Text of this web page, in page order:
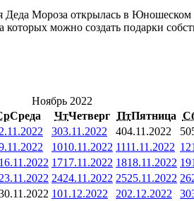
Деда Мороза открылась в
которых можно создать подарки
Ноябрь 2022
Среда ЧтЧетверг ПтПятница
303.11.2022 404.11.2022 5
1010.11.2022 1111.11.2022 12
16.11.2022 1717.11.2022 1818.11.2022 19
23.11.2022 2424.11.2022 2525.11.2022 26
101.12.2022 202.12.2022 3